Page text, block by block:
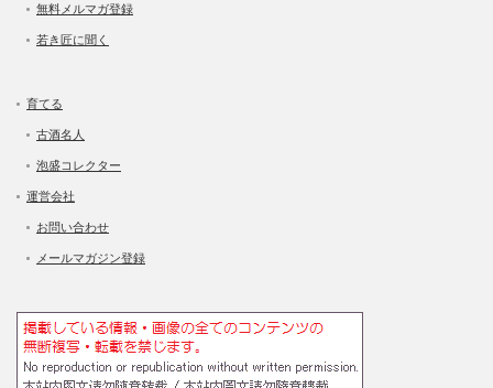
無料メルマガ登録
若き匠に聞く
育てる
古酒名人
泡盛コレクター
運営会社
お問い合わせ
メールマガジン登録